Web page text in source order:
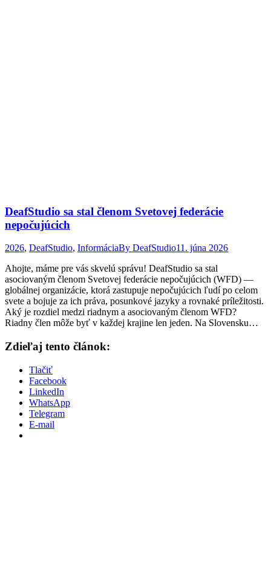
DeafStudio sa stal členom Svetovej federácie
nepočujúcich
2026, DeafStudio, InformáciaBy DeafStudio11. júna 2026
Ahojte, máme pre vás skvelú správu! DeafStudio sa stal
asociovaným členom Svetovej federácie nepočujúcich (WFD) —
globálnej organizácie, ktorá zastupuje nepočujúcich ľudí po celom
svete a bojuje za ich práva, posunkové jazyky a rovnaké príležitosti.
Aký je rozdiel medzi riadnym a asociovaným členom WFD?
Riadny člen môže byť v každej krajine len jeden. Na Slovensku…
Zdieľaj tento článok:
Tlačiť
Facebook
LinkedIn
WhatsApp
Telegram
E-mail